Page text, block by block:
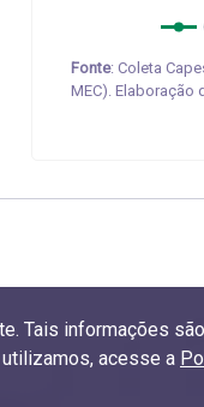
Fonte: Coleta
MEC). Elaboração
Tais informações
acesse a